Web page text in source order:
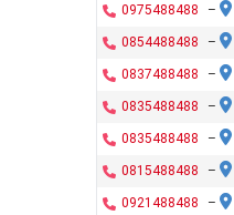
0975488488 –
0854488488 –
0837488488 –
0835488488 –
0835488488 –
0815488488 –
0921488488 –